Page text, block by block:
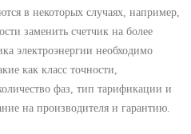
в некоторых случаях, например,
заменить счетчик на более
электроэнергии необходимо
как класс точности,
фаз, тип тарификации и
на производителя и гарантию.